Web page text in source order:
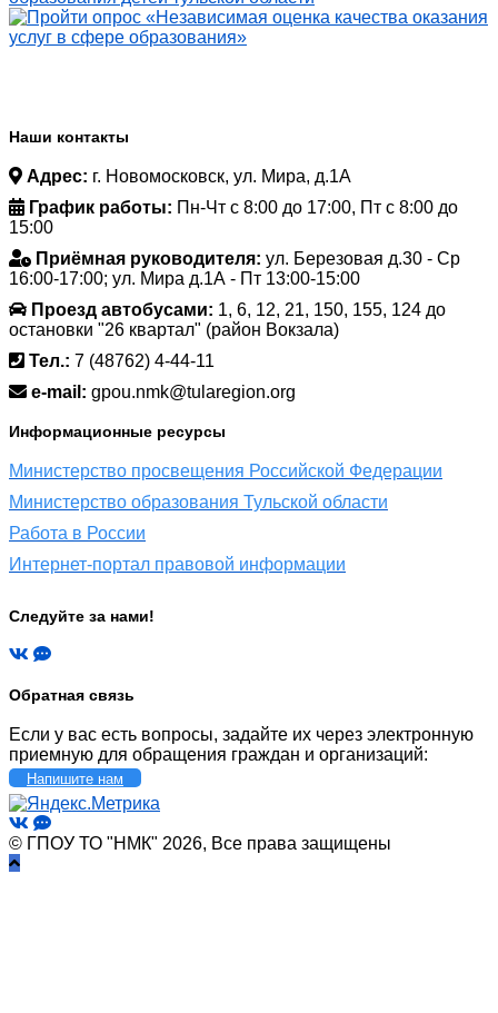
Наши контакты
Адрес: г. Новомосковск, ул. Мира, д.1А
График работы: Пн-Чт с 8:00 до 17:00, Пт с 8:00 до
15:00
Приёмная руководителя: ул. Березовая д.30 - Ср
16:00-17:00; ул. Мира д.1А - Пт 13:00-15:00
Проезд автобусами: 1, 6, 12, 21, 150, 155, 124 до
остановки "26 квартал" (район Вокзала)
Тел.: 7 (48762) 4-44-11
e-mail: gpou.nmk@tularegion.org
Информационные ресурсы
Министерство просвещения Российской Федерации
Министерство образования Тульской области
Работа в России
Интернет-портал правовой информации
Следуйте за нами!
Обратная связь
Если у вас есть вопросы, задайте их через электронную
приемную для обращения граждан и организаций:
Напишите нам
© ГПОУ ТО "НМК" 2026, Все права защищены